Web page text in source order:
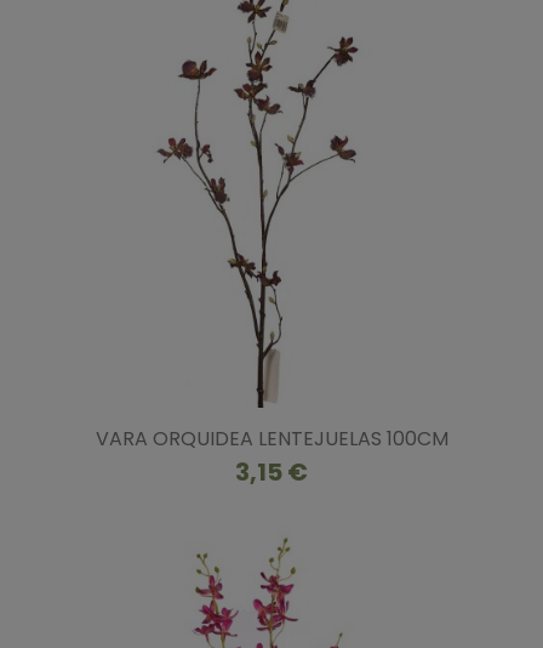
VARA ORQUIDEA LENTEJUELAS 100CM
3,15 €